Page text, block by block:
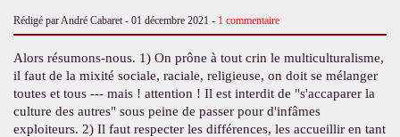
Rédigé par André Cabaret - 01 décembre 2021 - 1 commentaire
Alors résumons-nous. 1) On prône à tout crin le multiculturalisme,
il faut de la mixité sociale, raciale, religieuse, on doit se mélanger
toutes et tous --- mais ! attention ! Il est interdit de "s'accaparer la
culture des autres" sous peine de passer pour d'infâmes
exploiteurs. 2) Il faut respecter les différences, les accueillir en tant